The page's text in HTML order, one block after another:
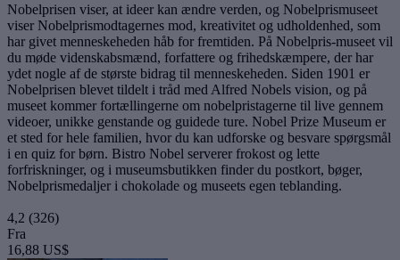
Nobelprisen viser, at ideer kan ændre verden, og Nobelprismuseet
viser Nobelprismodtagernes mod, kreativitet og udholdenhed, som
har givet menneskeheden håb for fremtiden. På Nobelpris-museet vil
du møde videnskabsmænd, forfattere og frihedskæmpere, der har
ydet nogle af de største bidrag til menneskeheden. Siden 1901 er
Nobelprisen blevet tildelt i tråd med Alfred Nobels vision, og på
museet kommer fortællingerne om nobelpristagerne til live gennem
videoer, unikke genstande og guidede ture. Nobel Prize Museum er
et sted for hele familien, hvor du kan udforske og besvare spørgsmål
i en quiz for børn. Bistro Nobel serverer frokost og lette
forfriskninger, og i museumsbutikken finder du postkort, bøger,
Nobelprismedaljer i chokolade og museets egen teblanding.
4,2 (326)
Fra
16,88 US$